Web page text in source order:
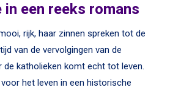
in een reeks romans
rijk, haar zinnen spreken tot de
van de vervolgingen van de
de katholieken komt echt tot leven.
het leven in een historische